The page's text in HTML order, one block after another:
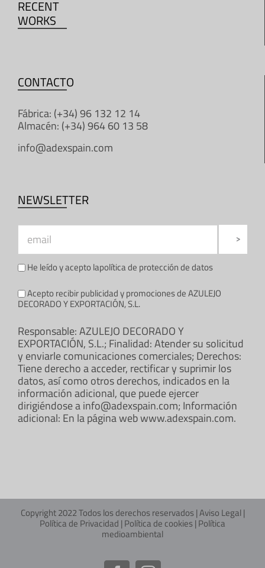
RECENT
WORKS
CONTACTO
Fábrica: (+34) 96 132 12 14
Almacén: (+34) 964 60 13 58
info@adexspain.com
NEWSLETTER
He leído y acepto lapolítica de protección de datos
Acepto recibir publicidad y promociones de AZULEJO
DECORADO Y EXPORTACIÓN, S.L.
Responsable: AZULEJO DECORADO Y
EXPORTACIÓN, S.L.; Finalidad: Atender su solicitud
y enviarle comunicaciones comerciales; Derechos:
Tiene derecho a acceder, rectificar y suprimir los
datos, así como otros derechos, indicados en la
información adicional, que puede ejercer
dirigiéndose a info@adexspain.com; Información
adicional: En la página web www.adexspain.com.
Copyright 2022 Todos los derechos reservados |Aviso Legal|
Política de Privacidad |Política de cookies |Política
medioambiental